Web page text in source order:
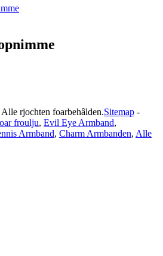
rjochten foarbehâlden.Sitemap -
froulju, Evil Eye Armband,
Armband, Charm Armbanden, Alle